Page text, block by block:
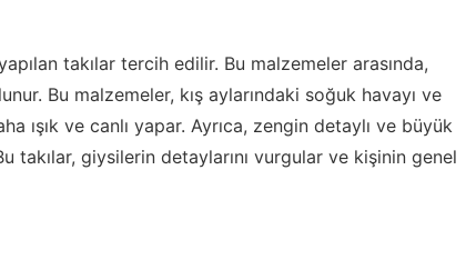
takılar tercih edilir. Bu malzemeler arasında,
Bu malzemeler, kış aylarındaki soğuk havayı ve
ışık ve canlı yapar. Ayrıca, zengin detaylı ve büyük
takılar, giysilerin detaylarını vurgular ve kişinin genel